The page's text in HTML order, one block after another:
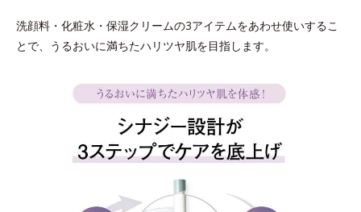
洗顔料・化粧水・保湿クリームの3アイテムをあわせ使いするこ
とで、うるおいに満ちたハリツヤ肌を目指します。